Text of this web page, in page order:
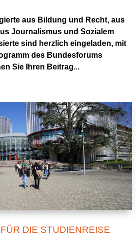
aus Bildung und Recht, aus
Journalismus und Sozialem
sind herzlich eingeladen, mit
des Bundesforums
Sie Ihren Beitrag...
DIE STUDIENREISE